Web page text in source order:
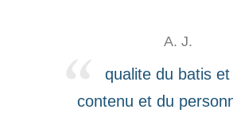
A. J.
qualite du batis
contenu et du